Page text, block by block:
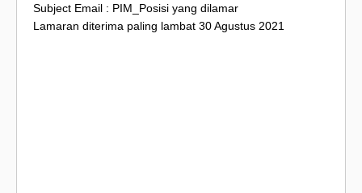
Subject Email : PIM_Posisi yang dilamar
Lamaran diterima paling lambat 30 Agustus 2021